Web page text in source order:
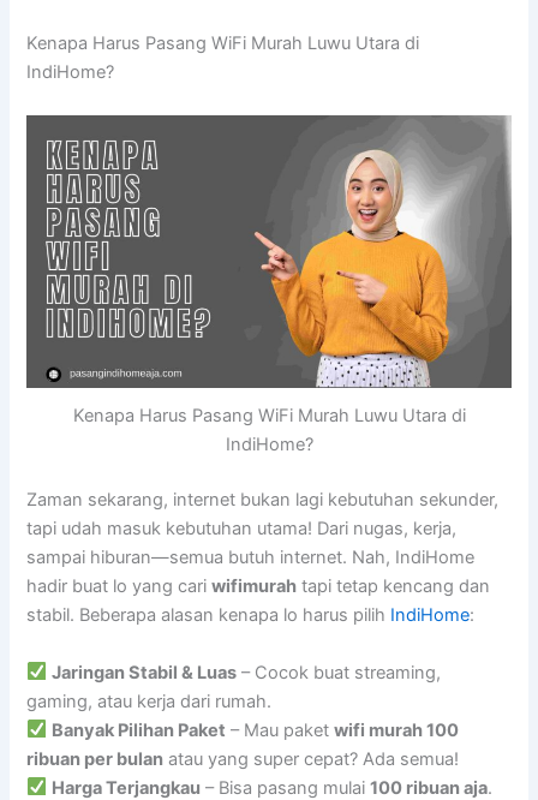
Kenapa Harus Pasang WiFi Murah Luwu Utara di
IndiHome?
Kenapa Harus Pasang WiFi Murah Luwu Utara di
IndiHome?
Zaman sekarang, internet bukan lagi kebutuhan sekunder,
tapi udah masuk kebutuhan utama! Dari nugas, kerja,
sampai hiburan—semua butuh internet. Nah, IndiHome
hadir buat lo yang cariwifimurah tapi tetap kencang dan
stabil. Beberapa alasan kenapa lo harus pilih IndiHome:
Jaringan Stabil & Luas – Cocok buat streaming,
gaming, atau kerja dari rumah.
Banyak Pilihan Paket – Mau paketwifi murah 100
ribuan per bulan atau yang super cepat? Ada semua!
Harga Terjangkau – Bisa pasang mulai100 ribuan aja.